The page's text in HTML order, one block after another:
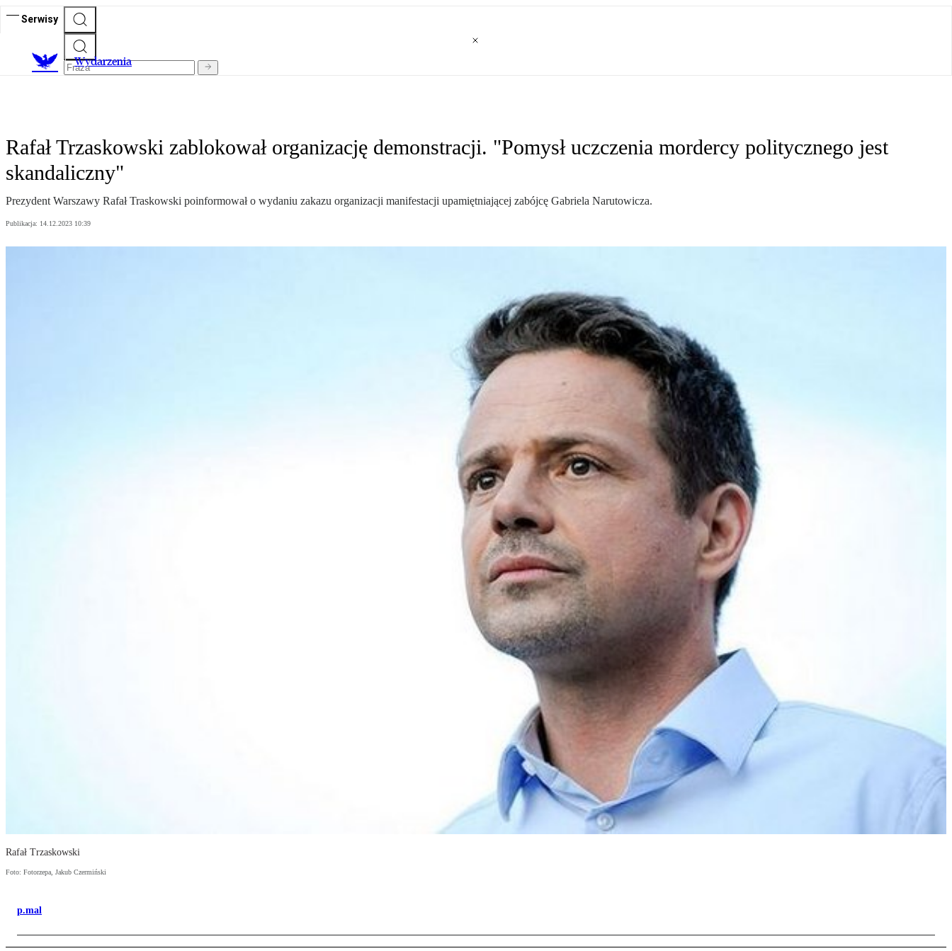
Serwisy
Wydarzenia
Rafał Trzaskowski zablokował organizację demonstracji. "Pomysł uczczenia mordercy politycznego jest
skandaliczny"
Prezydent Warszawy Rafał Traskowski poinformował o wydaniu zakazu organizacji manifestacji upamiętniającej zabójcę Gabriela Narutowicza.
Publikacja: 14.12.2023 10:39
Rafał Trzaskowski
Foto: Fotorzepa, Jakub Czermiński
p.mal